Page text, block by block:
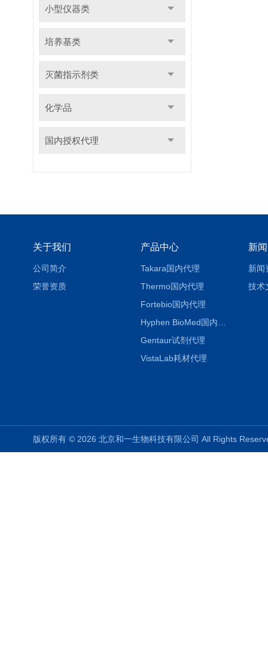
小型仪器类
培养基类
灭菌指示剂类
化学品
国内授权代理
关于我们
公司简介
荣誉资质
产品中心
Takara国内代理
Thermo国内代理
Fortebio国内代理
Gentaur试剂代理
VistaLab耗材代理
新
新闻
技术
版权所有 © 2026 北京和一生物科技有限公司 All Rights